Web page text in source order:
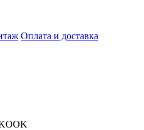
Оплата и доставка